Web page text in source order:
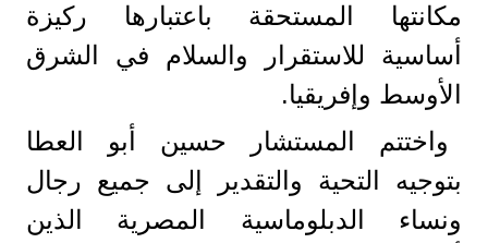
مكانتها المستحقة باعتبارها ركيزة
أساسية للاستقرار والسلام في الشرق
الأوسط وإفريقيا.
واختتم المستشار حسين أبو العطا
بتوجيه التحية والتقدير إلى جميع رجال
ونساء الدبلوماسية المصرية الذين